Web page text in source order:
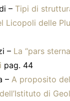
– Tipi di
Licopoli delle
– La “pars
pag. 44
– A proposito
di